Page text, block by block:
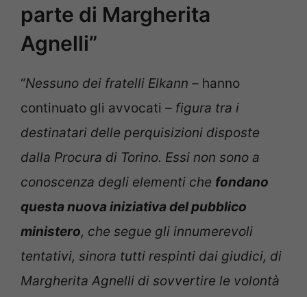
parte di Margherita
Agnelli”
“Nessuno dei fratelli Elkann – hanno
continuato gli avvocati – figura tra i
destinatari delle perquisizioni disposte
dalla Procura di Torino. Essi non sono a
conoscenza degli elementi che fondano
questa nuova iniziativa del pubblico
ministero, che segue gli innumerevoli
tentativi, sinora tutti respinti dai giudici, di
Margherita Agnelli di sovvertire le volontà